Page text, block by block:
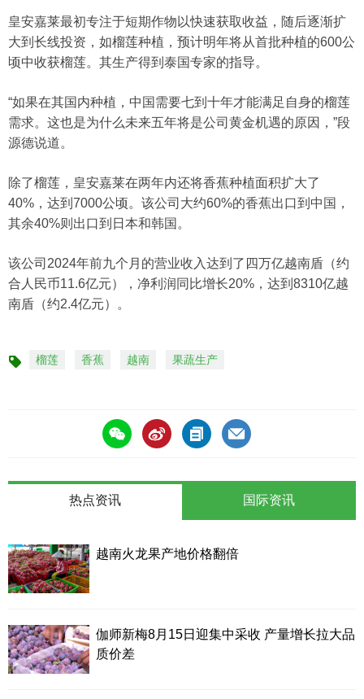
皇安嘉莱最初专注于短期作物以快速获取收益，随后逐渐扩
大到长线投资，如榴莲种植，预计明年将从首批种植的600公
顷中收获榴莲。其生产得到泰国专家的指导。
“如果在其国内种植，中国需要七到十年才能满足自身的榴莲
需求。这也是为什么未来五年将是公司黄金机遇的原因，”段
源德说道。
除了榴莲，皇安嘉莱在两年内还将香蕉种植面积扩大了
40%，达到7000公顷。该公司大约60%的香蕉出口到中国，
其余40%则出口到日本和韩国。
该公司2024年前九个月的营业收入达到了四万亿越南盾（约
合人民币11.6亿元），净利润同比增长20%，达到8310亿越
南盾（约2.4亿元）。
标 榴莲 香蕉 越南 果蔬生产
热点资讯
越南火龙果产地价格翻倍
伽师新梅8月15日迎集中采收 产量增长拉大品
质价差
国际资讯